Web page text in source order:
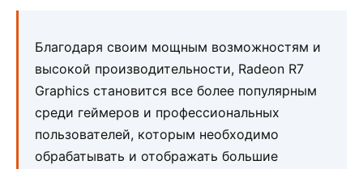
Благодаря своим мощным возможностям и
высокой производительности, Radeon R7
Graphics становится все более популярным
среди геймеров и профессиональных
пользователей, которым необходимо
обрабатывать и отображать большие